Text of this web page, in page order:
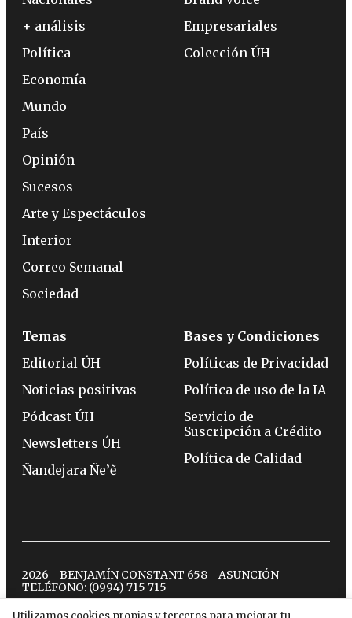
+ análisis
Política
Economía
Mundo
País
Opinión
Sucesos
Arte y Espectáculos
Interior
Correo Semanal
Sociedad
Empresariales
Colección ÚH
Temas
Editorial ÚH
Noticias positivas
Pódcast ÚH
Newsletters ÚH
Ñandejara Ñe’ẽ
Bases y Condiciones
Políticas de Privacidad
Política de uso de la IA
Servicio de
Suscripción a Crédito
Política de Calidad
2026 - BENJAMÍN CONSTANT 658 - ASUNCIÓN -
TELÉFONO: (0994) 715 715